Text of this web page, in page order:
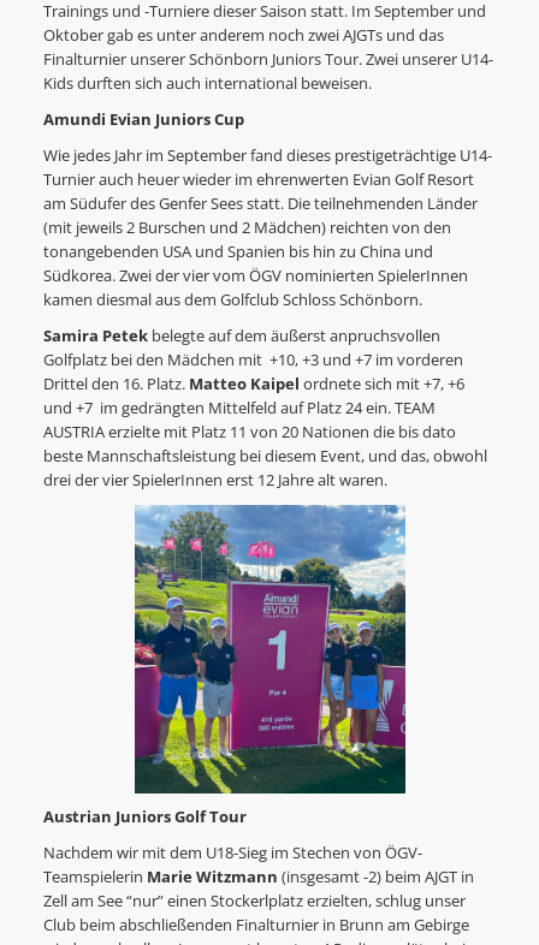
Trainings und -Turniere dieser Saison statt. Im September und
Oktober gab es unter anderem noch zwei AJGTs und das
Finalturnier unserer Schönborn Juniors Tour. Zwei unserer U14-
Kids durften sich auch international beweisen.
Amundi Evian Juniors Cup
Wie jedes Jahr im September fand dieses prestigeträchtige U14-
Turnier auch heuer wieder im ehrenwerten Evian Golf Resort
am Südufer des Genfer Sees statt. Die teilnehmenden Länder
(mit jeweils 2 Burschen und 2 Mädchen) reichten von den
tonangebenden USA und Spanien bis hin zu China und
Südkorea. Zwei der vier vom ÖGV nominierten SpielerInnen
kamen diesmal aus dem Golfclub Schloss Schönborn.
Samira Petekbelegte auf dem äußerst anpruchsvollen
Golfplatz bei den Mädchen mit +10, +3 und +7 im vorderen
Drittel den 16. Platz. Matteo Kaipel ordnete sich mit +7, +6
und +7 im gedrängten Mittelfeld auf Platz 24 ein. TEAM
AUSTRIA erzielte mit Platz 11 von 20 Nationen die bis dato
beste Mannschaftsleistung bei diesem Event, und das, obwohl
drei der vier SpielerInnen erst 12 Jahre alt waren.
Austrian Juniors Golf Tour
Nachdem wir mit dem U18-Sieg im Stechen von ÖGV-
Teamspielerin Marie Witzmann (insgesamt -2) beim AJGT in
Zell am See “nur” einen Stockerlplatz erzielten, schlug unser
Club beim abschließenden Finalturnier in Brunn am Gebirge